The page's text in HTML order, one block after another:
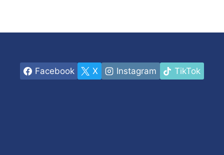
Facebook X Instagram TikTok